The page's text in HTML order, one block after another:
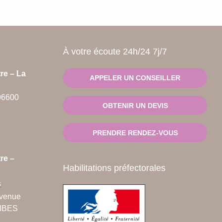
– La
–
À votre écoute 24h/24 7j/7
APPELER UN CONSEILLER
OBTENIR UN DEVIS
PRENDRE RENDEZ-VOUS
Habilitations préfectorales